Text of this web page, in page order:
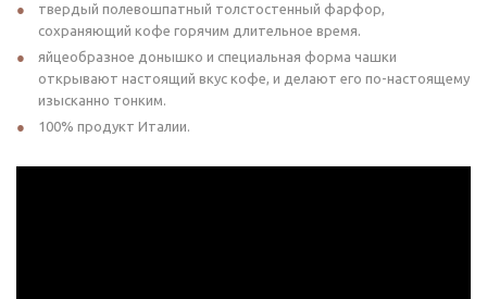
твердый полевошпатный толстостенный фарфор,
сохраняющий кофе горячим длительное время.
яйцеобразное донышко и специальная форма чашки
открывают настоящий вкус кофе, и делают его по-настоящему
изысканно тонким.
100% продукт Италии.